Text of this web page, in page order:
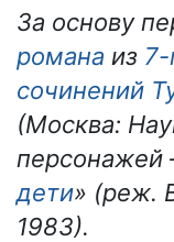
За основу
романа из 7-
сочинений
(Москва:
персонажей
дети» (реж.
1983).